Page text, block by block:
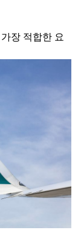
장 적합한 요